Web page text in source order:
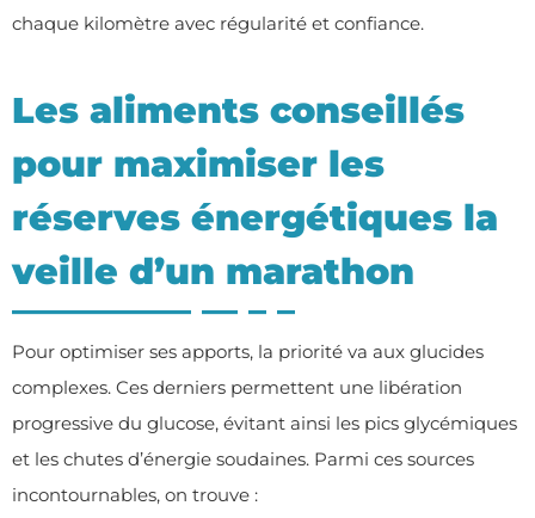
chaque kilomètre avec régularité et confiance.
Les aliments conseillés
pour maximiser les
réserves énergétiques la
veille d’un marathon
Pour optimiser ses apports, la priorité va aux glucides
complexes. Ces derniers permettent une libération
progressive du glucose, évitant ainsi les pics glycémiques
et les chutes d’énergie soudaines. Parmi ces sources
incontournables, on trouve :